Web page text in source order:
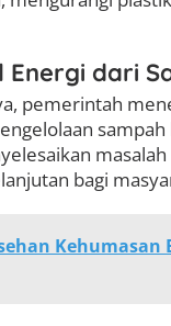
dari
pemerintah
masalah
bagi
Kehumasan